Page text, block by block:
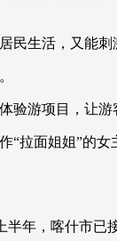
生活，又能刺
游项目，让游
面姐姐”的女
，喀什市已接